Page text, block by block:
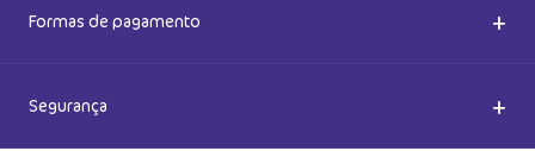
Seja um Franqueado
Como comprar
Acessórios
Formas de pagamento +
Segurança +